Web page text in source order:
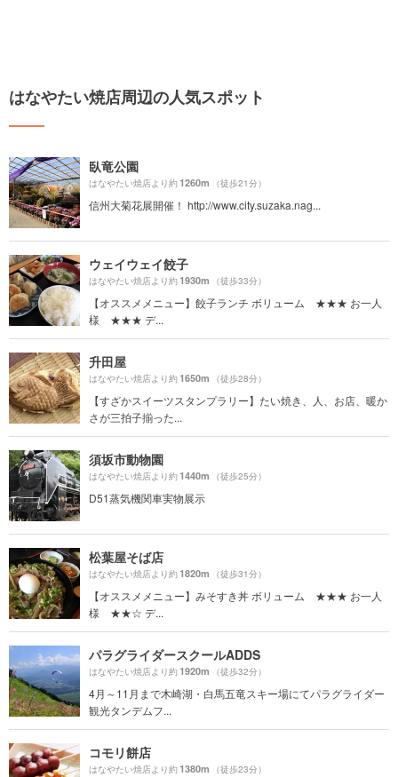
はなやたい焼店周辺の人気スポット
臥竜公園
はなやたい焼店より約1260m （徒歩21分）
信州大菊花展開催！ http://www.city.suzaka.nag...
ウェイウェイ餃子
はなやたい焼店より約1930m （徒歩33分）
【オススメメニュー】餃子ランチ ボリューム ★★★ お一人
様 ★★★ デ...
升田屋
はなやたい焼店より約1650m （徒歩28分）
【すざかスイーツスタンプラリー】たい焼き、人、お店、暖か
さが三拍子揃った...
須坂市動物園
はなやたい焼店より約1440m （徒歩25分）
D51蒸気機関車実物展示
松葉屋そば店
はなやたい焼店より約1820m （徒歩31分）
【オススメメニュー】みそすき丼 ボリューム ★★★ お一人
様 ★★☆ デ...
パラグライダースクールADDS
はなやたい焼店より約1920m （徒歩32分）
4月～11月まで木崎湖・白馬五竜スキー場にてパラグライダー
観光タンデムフ...
コモリ餅店
はなやたい焼店より約1380m （徒歩23分）